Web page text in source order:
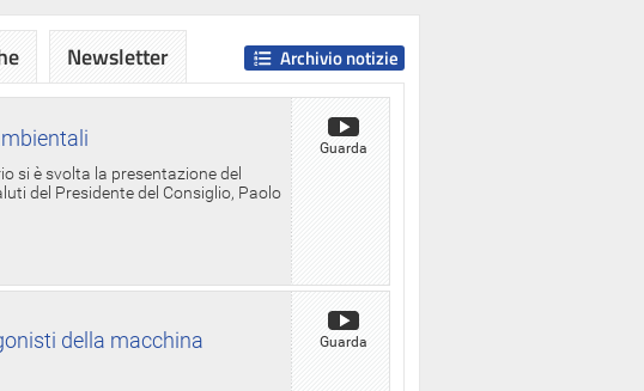
si è svolta la presentazione del
del Presidente del Consiglio, Paolo
Guarda
della macchina
Guarda
Archivio notizie
Newsletter